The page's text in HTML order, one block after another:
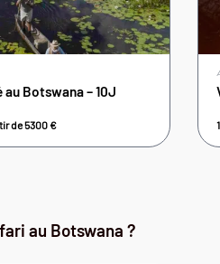
Botswana – 10J
de5300€
au Botswana ?